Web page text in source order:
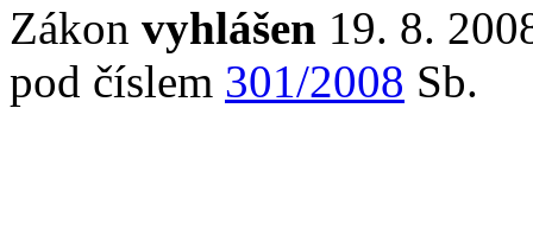
Zákon vyhlášen 19. 8.
pod číslem 301/2008 Sb.